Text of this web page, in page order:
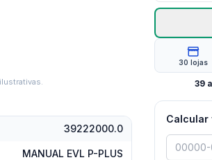
39222000.0
MANUAL EVL P-PLUS
30 lojas
39
Calcular